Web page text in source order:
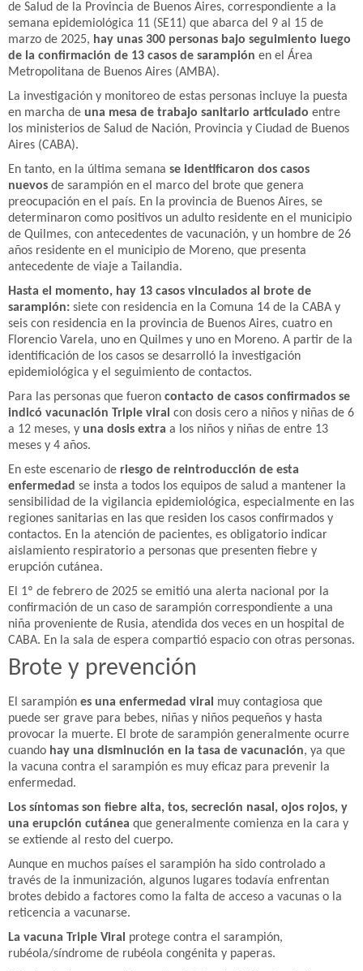
de Salud de la Provincia de Buenos Aires, correspondiente a la
semana epidemiológica 11 (SE11) que abarca del 9 al 15 de
marzo de 2025, hay unas 300 personas bajo seguimiento luego
de la confirmación de 13 casos de sarampión en el Área
Metropolitana de Buenos Aires (AMBA).
La investigación y monitoreo de estas personas incluye la puesta
en marcha de una mesa de trabajo sanitario articulado entre
los ministerios de Salud de Nación, Provincia y Ciudad de Buenos
Aires (CABA).
En tanto, en la última semana se identificaron dos casos
nuevos de sarampión en el marco del brote que genera
preocupación en el país. En la provincia de Buenos Aires, se
determinaron como positivos un adulto residente en el municipio
de Quilmes, con antecedentes de vacunación, y un hombre de 26
años residente en el municipio de Moreno, que presenta
antecedente de viaje a Tailandia.
Hasta el momento, hay 13 casos vinculados al brote de
sarampión: siete con residencia en la Comuna 14 de la CABA y
seis con residencia en la provincia de Buenos Aires, cuatro en
Florencio Varela, uno en Quilmes y uno en Moreno. A partir de la
identificación de los casos se desarrolló la investigación
epidemiológica y el seguimiento de contactos.
Para las personas que fueron contacto de casos confirmados se
indicó vacunación Triple viral con dosis cero a niños y niñas de 6
a 12 meses, y una dosis extra a los niños y niñas de entre 13
meses y 4 años.
En este escenario de riesgo de reintroducción de esta
enfermedad se insta a todos los equipos de salud a mantener la
sensibilidad de la vigilancia epidemiológica, especialmente en las
regiones sanitarias en las que residen los casos confirmados y
contactos. En la atención de pacientes, es obligatorio indicar
aislamiento respiratorio a personas que presenten fiebre y
erupción cutánea.
El 1º de febrero de 2025 se emitió una alerta nacional por la
confirmación de un caso de sarampión correspondiente a una
niña proveniente de Rusia, atendida dos veces en un hospital de
CABA. En la sala de espera compartió espacio con otras personas.
Brote y prevención
El sarampión es una enfermedad viral
muy contagiosa que
puede ser grave para bebes, niñas y niños pequeños y hasta
provocar la muerte. El brote de sarampión generalmente ocurre
cuando hay una disminución en la tasa de vacunación, ya que
la vacuna contra el sarampión es muy eficaz para prevenir la
enfermedad.
Los síntomas son fiebre alta, tos, secreción nasal, ojos rojos, y
una erupción cutánea que generalmente comienza en la cara y
se extiende al resto del cuerpo.
Aunque en muchos países el sarampión ha sido controlado a
través de la inmunización, algunos lugares todavía enfrentan
brotes debido a factores como la falta de acceso a vacunas o la
reticencia a vacunarse.
La vacuna Triple Viral
protege contra el sarampión,
rubéola/síndrome de rubéola congénita y paperas.